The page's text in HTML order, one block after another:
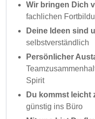
Wir bringen Dich
fachlichen
Deine Ideen sind
selbstverständlich
Persönlicher
Spirit
Du kommst leicht
günstig ins Büro